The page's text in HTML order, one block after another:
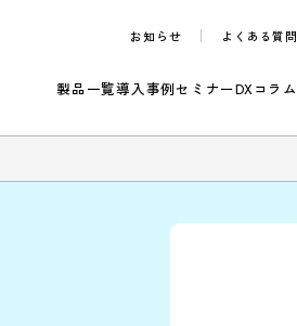
お知らせ
製品一覧 導入事例 セ